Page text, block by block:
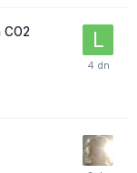
CO2